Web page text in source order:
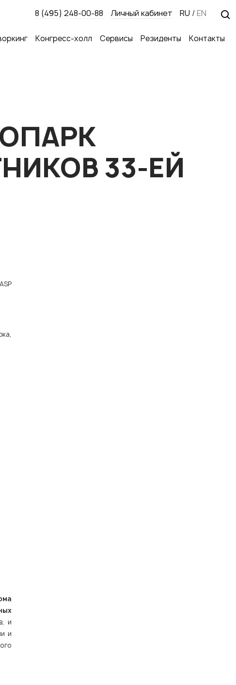
8 (495) 248-00-88 Личный кабинет RU /EN
Конгресс-холл Сервисы Резиденты Контакты
33-ЕЙ
и
и